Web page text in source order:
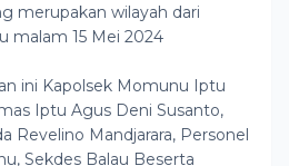
merupakan wilayah dari
malam 15 Mei 2024
ini Kapolsek Momunu Iptu
Iptu Agus Deni Susanto,
Revelino Mandjarara, Personel
Sekdes Balau Beserta